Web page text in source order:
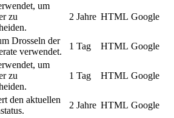
um
zu
2 Jahre HTML Google
Drosseln der
verwendet.
1 Tag HTML Google
um
zu
1 Tag HTML Google
den aktuellen
2 Jahre HTML Google